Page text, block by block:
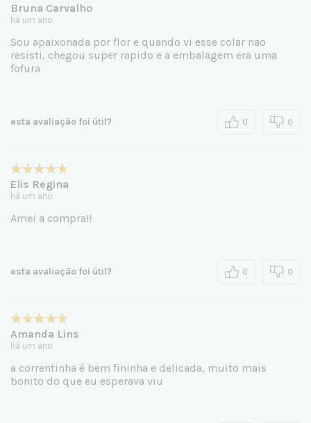
Bruna Carvalho
há um ano
Sou apaixonada por flor e quando vi esse colar nao
resisti, chegou super rapido e a embalagem era uma
fofura
esta avaliação foi útil? 0 0
Elis Regina
há um ano
Amei a compra!!
esta avaliação foi útil? 0 0
Amanda Lins
há um ano
a correntinha é bem fininha e delicada, muito mais
bonito do que eu esperava viu